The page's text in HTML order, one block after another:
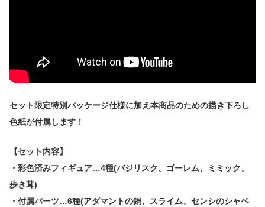
セット限定特別パッケージ仕様に加え本商品のための描き下ろし
色紙が付属します！
【セット内容】
・彩色済みフィギュア…4種(バジリスク、ゴーレム、ミミック、
歩き茸)
・付属パーツ…6種(アダマントの鍋、スライム、センシのシャベ